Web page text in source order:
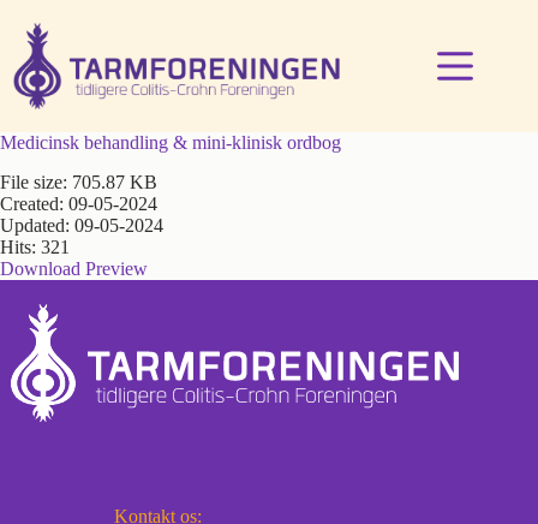
indhold
Medicinsk behandling & mini-klinisk ordbog
File size: 705.87 KB
Created: 09-05-2024
Updated: 09-05-2024
Hits: 321
Download Preview
Kontakt os: